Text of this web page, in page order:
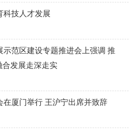
科技人才发展
示范区建设专题推进会上强调 推
合发展走深走实
在厦门举行 王沪宁出席并致辞